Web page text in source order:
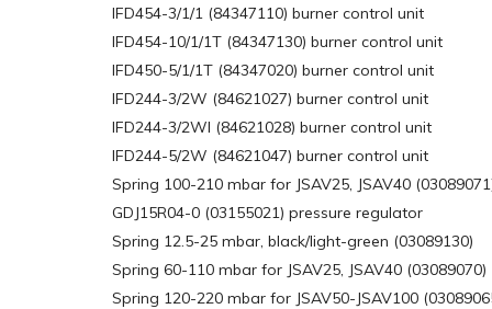
IFD454-3/1/1 (84347110) burner control unit
IFD454-10/1/1T (84347130) burner control unit
IFD450-5/1/1T (84347020) burner control unit
IFD244-3/2W (84621027) burner control unit
IFD244-3/2WI (84621028) burner control unit
IFD244-5/2W (84621047) burner control unit
Spring 100-210 mbar for JSAV25, JSAV40
GDJ15R04-0 (03155021) pressure regulator
Spring 12.5-25 mbar, black/light-green (03089130)
Spring 60-110 mbar for JSAV25, JSAV40 (03089070)
Spring 120-220 mbar for JSAV50-JSAV100